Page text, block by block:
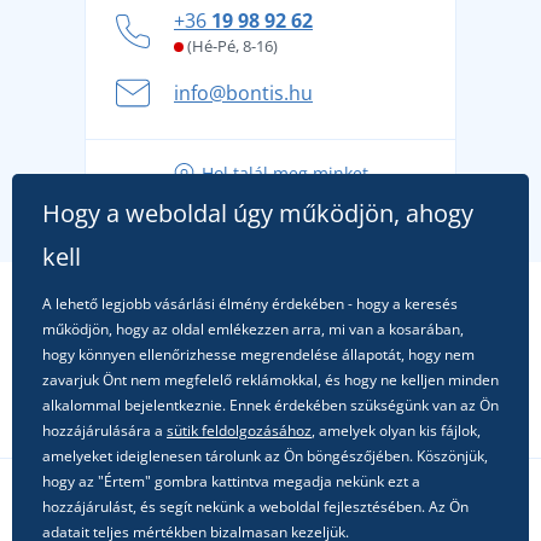
kényelmesen és biztonságosan
A nyári kaland a csomagolással kezdődik - készüljön
fel a gondtalan nyaralásra
alkalomra!
+36 19 98 92 62
(Hé-Pé, 8-16)
info@bontis.hu
Hol talál meg minket
Kövessen minket a közösségi hálózatokon
Hogy a weboldal úgy működjön, ahogy
kell
A lehető legjobb vásárlási élmény érdekében - hogy a keresés
működjön, hogy az oldal emlékezzen arra, mi van a kosarában,
hogy könnyen ellenőrizhesse megrendelése állapotát, hogy nem
zavarjuk Önt nem megfelelő reklámokkal, és hogy ne kelljen minden
alkalommal bejelentkeznie. Ennek érdekében szükségünk van az Ön
hozzájárulására a sütik feldolgozásához, amelyek olyan kis fájlok,
amelyeket ideiglenesen tárolunk az Ön böngészőjében. Köszönjük,
hogy az "Értem" gombra kattintva megadja nekünk ezt a
hozzájárulást, és segít nekünk a weboldal fejlesztésében. Az Ön
adatait teljes mértékben bizalmasan kezeljük.